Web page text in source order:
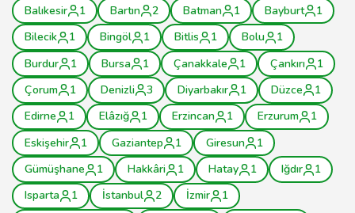
Balıkesir 1 Bartın 2 Batman 1 Bayburt
1
Bilecik
1 Bingöl 1 Bitlis 1 Bolu
1
Burdur
1 Bursa 1 Çanakkale 1 Çankırı
1
Çorum
1 Denizli 3 Diyarbakır 1 Düzce
1
Edirne
1 Elâzığ 1 Erzincan 1 Erzurum
1
Eskişehir
1 Gaziantep 1 Giresun
1
Gümüşhane
1 Hakkâri 1 Hatay 1 Iğdır
1
Isparta
1 İstanbul 2 İzmir
1